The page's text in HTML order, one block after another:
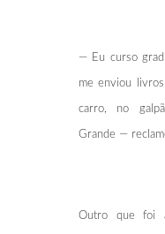
— Eu curso
me enviou
carro, no
Grande —
Outro que foi